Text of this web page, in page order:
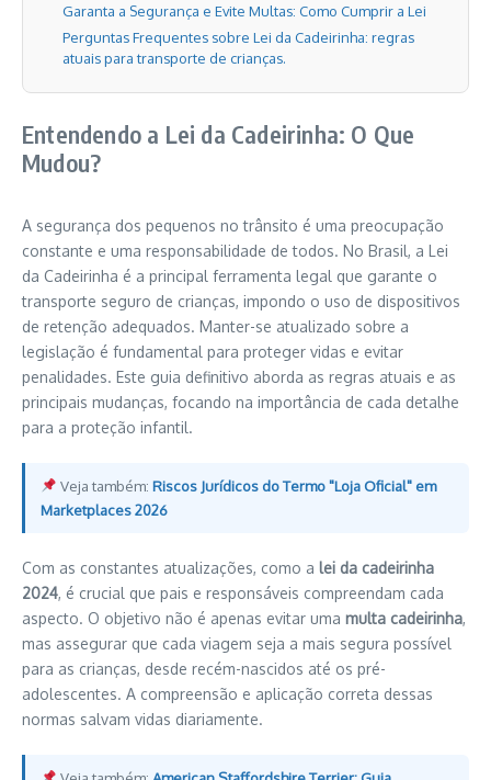
Garanta a Segurança e Evite Multas: Como Cumprir a Lei
Perguntas Frequentes sobre Lei da Cadeirinha: regras
atuais para transporte de crianças.
Entendendo a Lei da Cadeirinha: O Que
Mudou?
A segurança dos pequenos no trânsito é uma preocupação
constante e uma responsabilidade de todos. No Brasil, a Lei
da Cadeirinha é a principal ferramenta legal que garante o
transporte seguro de crianças, impondo o uso de dispositivos
de retenção adequados. Manter-se atualizado sobre a
legislação é fundamental para proteger vidas e evitar
penalidades. Este guia definitivo aborda as regras atuais e as
principais mudanças, focando na importância de cada detalhe
para a proteção infantil.
Veja também:Riscos Jurídicos do Termo "Loja Oficial" em
Marketplaces 2026
Com as constantes atualizações, como a lei da cadeirinha
2024, é crucial que pais e responsáveis compreendam cada
aspecto. O objetivo não é apenas evitar uma multa cadeirinha,
mas assegurar que cada viagem seja a mais segura possível
para as crianças, desde recém-nascidos até os pré-
adolescentes. A compreensão e aplicação correta dessas
normas salvam vidas diariamente.